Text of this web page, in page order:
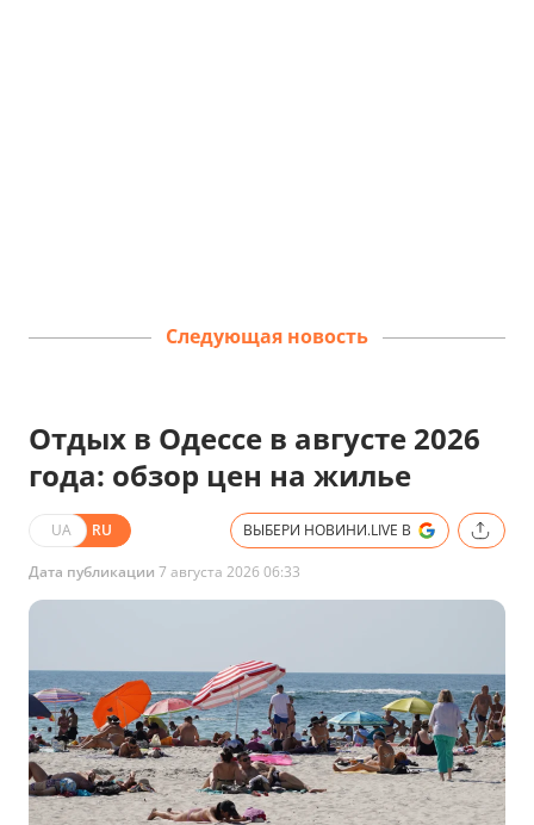
Следующая новость
Отдых в Одессе в августе 2026
года: обзор цен на жилье
UA RU ВЫБЕРИ НОВИНИ.LIVE В
Дата публикации 7 августа 2026 06:33